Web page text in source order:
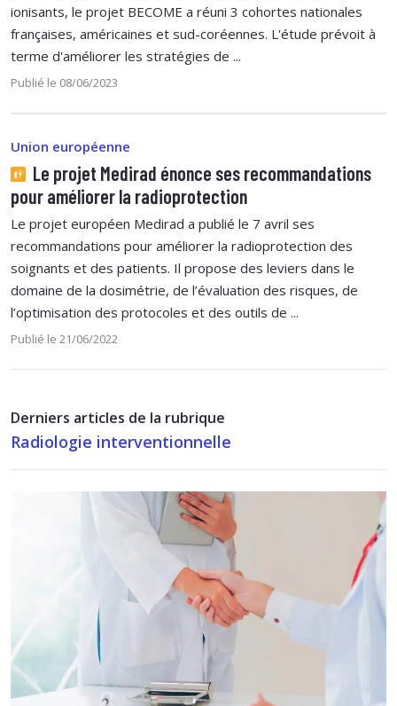
ionisants, le projet BECOME a réuni 3 cohortes nationales
françaises, américaines et sud-coréennes. L'étude prévoit à
terme d'améliorer les stratégies de ...
Publié le 08/06/2023
Union européenne
Le projet Medirad énonce ses recommandations
pour améliorer la radioprotection
Le projet européen Medirad a publié le 7 avril ses
recommandations pour améliorer la radioprotection des
soignants et des patients. Il propose des leviers dans le
domaine de la dosimétrie, de l’évaluation des risques, de
l’optimisation des protocoles et des outils de ...
Publié le 21/06/2022
Derniers articles de la rubrique
Radiologie interventionnelle